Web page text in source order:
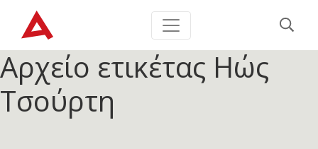
Αρχείο ετικέτας Ηώς
Τσούρτη